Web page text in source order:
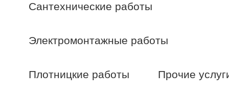
Сантехнические работы
Электромонтажные работы
Плотницкие работы Прочие